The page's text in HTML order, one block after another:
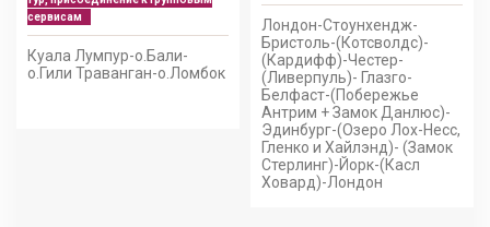
сервисам
Куала Лумпур-о.Бали-
о.Гили Траванган-о.Ломбок
Лондон-Стоунхендж-
Бристоль-(Котсволдс)-
(Кардифф)-Честер-
(Ливерпуль)- Глазго-
Белфаст-(Побережье
Антрим + Замок Данлюс)-
Эдинбург-(Озеро Лох-Несс,
Гленко и Хайлэнд)- (Замок
Стерлинг)-Йорк-(Касл
Ховард)-Лондон